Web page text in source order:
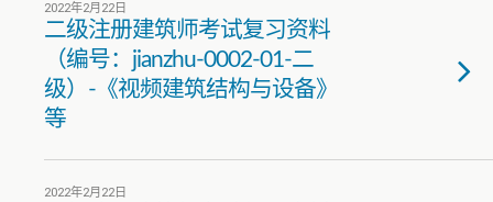
2022年2月22日
二级注册建筑师考试复习资料
（编号：jianzhu-0002-01-二
级）-《视频建筑结构与设备》
等
2022年2月22日